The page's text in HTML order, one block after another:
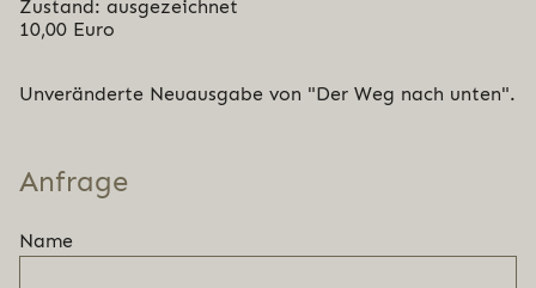
Zustand: ausgezeichnet
10,00 Euro
Unveränderte Neuausgabe von "Der Weg nach unten".
Anfrage
Name